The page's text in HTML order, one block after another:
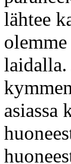
lähtee
laidalla.
asiassa